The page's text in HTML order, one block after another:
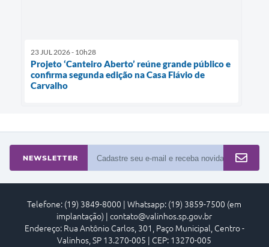
23 JUL 2026 - 10h28
Projeto ‘Canteiro Aberto’ reúne grande público e
confirma segunda edição na Casa Flávio de
Carvalho
NEWSLETTER
Telefone: (19) 3849-8000 | Whatsapp: (19) 3859-7500 (em
implantação) | contato@valinhos.sp.gov.br
Endereço: Rua Antônio Carlos, 301, Paço Municipal, Centro -
Valinhos, SP 13.270-005 | CEP: 13270-005